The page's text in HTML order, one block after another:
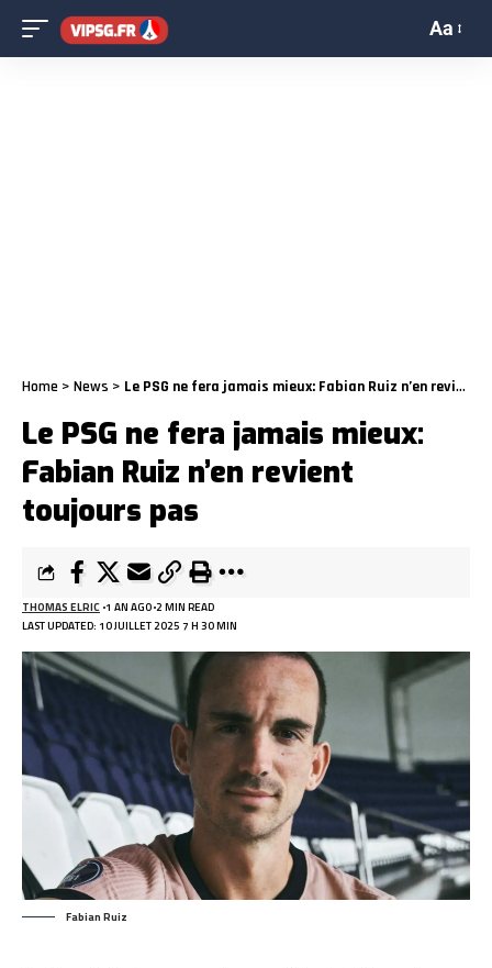
Aa
Home > News > Le PSG ne fera jamais mieux: Fabian Ruiz n’en revient toujours pas
Le PSG ne fera jamais mieux:
Fabian Ruiz n’en revient
toujours pas
LAST UPDATED: 10 JUILLET 2025 7 H 30 MIN
THOMAS ELRIC 1 AN AGO 2 MIN READ
Fabian Ruiz